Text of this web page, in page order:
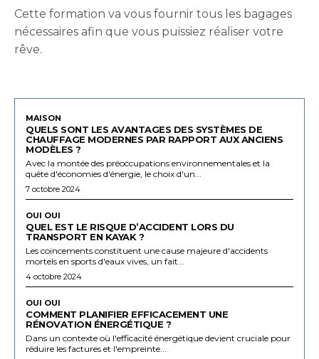
Cette formation va vous fournir tous les bagages
nécessaires afin que vous puissiez réaliser votre
rêve.
MAISON
QUELS SONT LES AVANTAGES DES SYSTÈMES DE
CHAUFFAGE MODERNES PAR RAPPORT AUX ANCIENS
MODÈLES ?
Avec la montée des préoccupations environnementales et la
quête d'économies d'énergie, le choix d'un...
7 octobre 2024
OUI OUI
QUEL EST LE RISQUE D’ACCIDENT LORS DU
TRANSPORT EN KAYAK ?
Les coincements constituent une cause majeure d'accidents
mortels en sports d'eaux vives, un fait...
4 octobre 2024
OUI OUI
COMMENT PLANIFIER EFFICACEMENT UNE
RÉNOVATION ÉNERGÉTIQUE ?
Dans un contexte où l'efficacité énergétique devient cruciale pour
réduire les factures et l'empreinte...